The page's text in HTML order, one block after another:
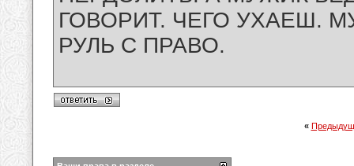
ГОВОРИТ. ЧЕГО УХАЕШ.
РУЛЬ С ПРАВО.
«